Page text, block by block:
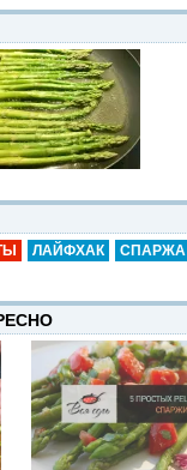
ЛАЙФХАК СПАРЖА